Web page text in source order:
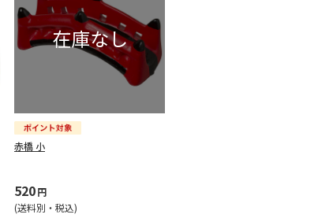
赤橋 小
520円
(送料別・税込)